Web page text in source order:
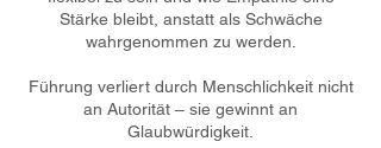
Stärke bleibt, anstatt als Schwäche
wahrgenommen zu werden.
Führung verliert durch Menschlichkeit nicht
an Autorität – sie gewinnt an
Glaubwürdigkeit.